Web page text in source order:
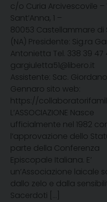
c/o Curia Arcivescovile –
Sant’Anna, 1 –
80053 Castellammare di
(NA) Presidente: Sig.ra
Antonietta Tel. 338 39 47
gargiuletta51@libero.it
Assistente: Sac. Giordano
Gennaro sito web:
https://
L’ASSOCIAZIONE Nasce
ufficialmente nel 1982
l’approvazione dello
parte della Conferenza
Episcopale Italiana. E’
un’Associazione laicale
dallo zelo e dalla
Sacerdoti […]